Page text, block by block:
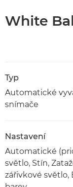
White
Typ
Automatické
snímače
Nastavení
Automatické
světlo, Stín,
zářivkové světlo,